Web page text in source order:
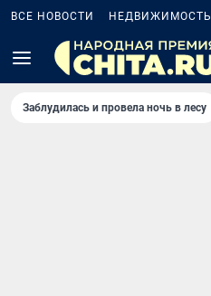
ВСЕ НОВОСТИ НЕДВИЖИМОСТЬ
Заблудилась и провела ночь в лесу